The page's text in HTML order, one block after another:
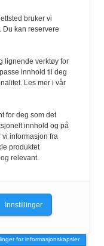
| Schweigaardsgt. 12 |
Grønland, 0134 Oslo Tel:
| E-post:
|Frontrunner
for informasjonskapsler
bruker vi
Du kan reservere
lignende verktøy for
innhold til deg
Les mer i vår
for deg som det
innhold og på
informasjon fra
produktet
relevant.
Innstillinger